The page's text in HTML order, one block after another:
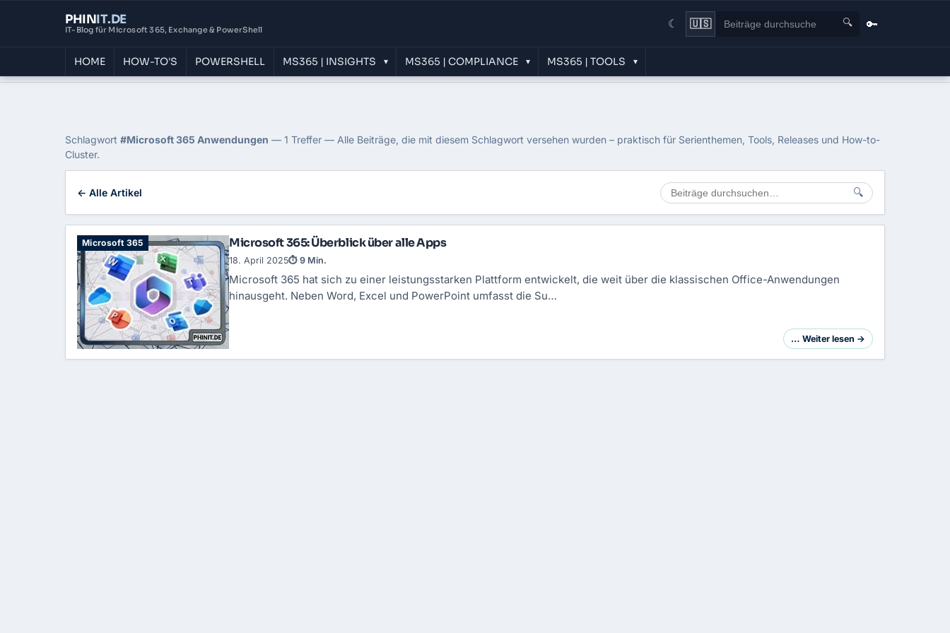
PHINIT.DE
IT-Blog für Microsoft 365, Exchange & PowerShell ☾ 🇺🇸 🔍 🔑
HOME HOW-TO'S POWERSHELL MS365 | INSIGHTS ▾ MS365 | COMPLIANCE ▾ MS365 | TOOLS ▾
Tag: Microsoft 365 Anwendungen
Schlagwort #Microsoft 365 Anwendungen — 1 Treffer — Alle Beiträge, die mit diesem Schlagwort versehen wurden – praktisch für Serienthemen, Tools, Releases und How-to-
Cluster.
← Alle Artikel 🔍
Microsoft 365 Microsoft 365: Überblick über alle Apps​
Microsoft 365 hat sich zu einer leistungsstarken Plattform entwickelt, die weit über die klassischen Office-Anwendungen
hinausgeht. Neben Word, Excel und PowerPoint umfasst die Su…
18. April 2025⏱ 9 Min.
… Weiter lesen →